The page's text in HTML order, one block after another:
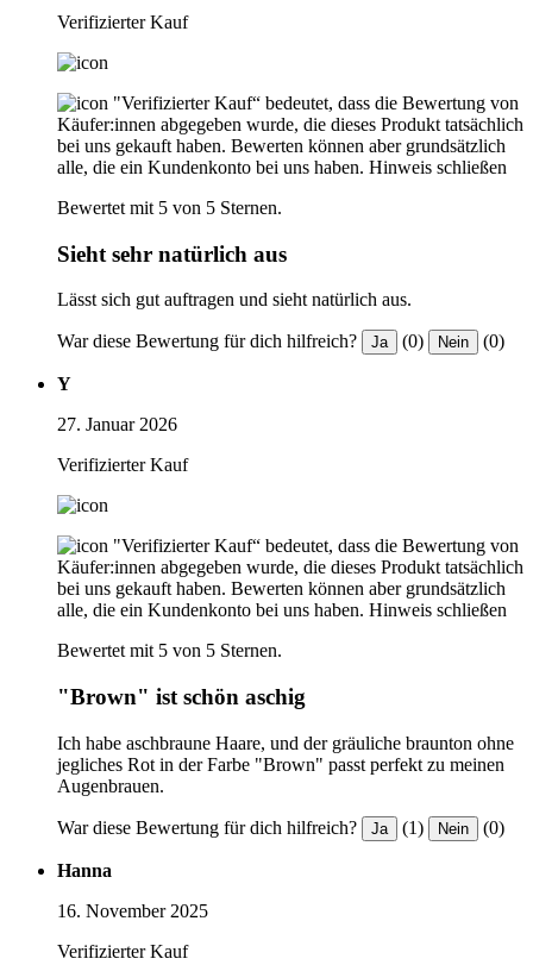
Verifizierter Kauf
"Verifizierter Kauf“ bedeutet, dass die Bewertung von
Käufer:innen abgegeben wurde, die dieses Produkt tatsächlich
bei uns gekauft haben. Bewerten können aber grundsätzlich
alle, die ein Kundenkonto bei uns haben. Hinweis schließen
Bewertet mit 5 von 5 Sternen.
Sieht sehr natürlich aus
Lässt sich gut auftragen und sieht natürlich aus.
War diese Bewertung für dich hilfreich? Ja (0) Nein (0)
Y
27. Januar 2026
Verifizierter Kauf
"Verifizierter Kauf“ bedeutet, dass die Bewertung von
Käufer:innen abgegeben wurde, die dieses Produkt tatsächlich
bei uns gekauft haben. Bewerten können aber grundsätzlich
alle, die ein Kundenkonto bei uns haben. Hinweis schließen
Bewertet mit 5 von 5 Sternen.
"Brown" ist schön aschig
Ich habe aschbraune Haare, und der gräuliche braunton ohne
jegliches Rot in der Farbe "Brown" passt perfekt zu meinen
Augenbrauen.
War diese Bewertung für dich hilfreich? Ja (1) Nein (0)
Hanna
16. November 2025
Verifizierter Kauf